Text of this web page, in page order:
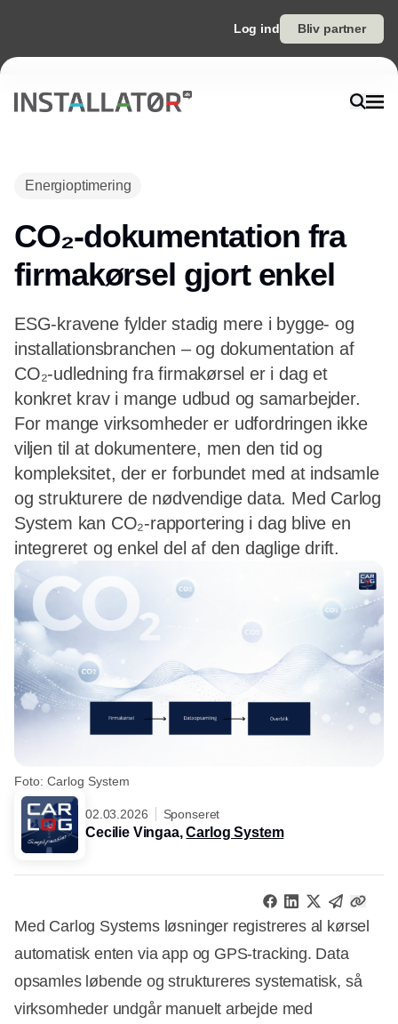
Log ind Bliv partner
Energioptimering
CO₂-dokumentation fra
firmakørsel gjort enkel
ESG-kravene fylder stadig mere i bygge- og
installationsbranchen – og dokumentation af
CO₂-udledning fra firmakørsel er i dag et
konkret krav i mange udbud og samarbejder.
For mange virksomheder er udfordringen ikke
viljen til at dokumentere, men den tid og
kompleksitet, der er forbundet med at indsamle
og strukturere de nødvendige data. Med Carlog
System kan CO₂-rapportering i dag blive en
integreret og enkel del af den daglige drift.
Foto: Carlog System
02.03.2026 Sponseret
Cecilie Vingaa,Carlog System
Med Carlog Systems løsninger registreres al kørsel
automatisk enten via app og GPS-tracking. Data
opsamles løbende og struktureres systematisk, så
virksomheder undgår manuelt arbejde med